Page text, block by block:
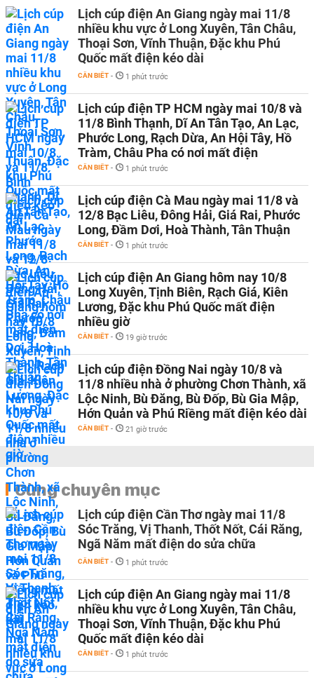
Lịch cúp điện An Giang ngày mai 11/8
nhiều khu vực ở Long Xuyên, Tân Châu,
Thoại Sơn, Vĩnh Thuận, Đặc khu Phú
Quốc mất điện kéo dài
CẦN BIẾT - 1 phút trước
Lịch cúp điện TP HCM ngày mai 10/8 và
11/8 Bình Thạnh, Dĩ An Tân Tạo, An Lạc,
Phước Long, Rạch Dừa, An Hội Tây, Hồ
Tràm, Châu Pha có nơi mất điện
CẦN BIẾT - 1 phút trước
Lịch cúp điện Cà Mau ngày mai 11/8 và
12/8 Bạc Liêu, Đông Hải, Giá Rai, Phước
Long, Đầm Dơi, Hoà Thành, Tân Thuận
CẦN BIẾT - 1 phút trước
Lịch cúp điện An Giang hôm nay 10/8
Long Xuyên, Tịnh Biên, Rạch Giá, Kiên
Lương, Đặc khu Phú Quốc mất điện
nhiều giờ
CẦN BIẾT - 19 giờ trước
Lịch cúp điện Đồng Nai ngày 10/8 và
11/8 nhiều nhà ở phường Chơn Thành, xã
Lộc Ninh, Bù Đăng, Bù Đốp, Bù Gia Mập,
Hớn Quản và Phú Riềng mất điện kéo dài
CẦN BIẾT - 21 giờ trước
Cùng chuyên mục
Lịch cúp điện Cần Thơ ngày mai 11/8
Sóc Trăng, Vị Thanh, Thốt Nốt, Cái Răng,
Ngã Năm mất điện do sửa chữa
CẦN BIẾT - 1 phút trước
Lịch cúp điện An Giang ngày mai 11/8
nhiều khu vực ở Long Xuyên, Tân Châu,
Thoại Sơn, Vĩnh Thuận, Đặc khu Phú
Quốc mất điện kéo dài
CẦN BIẾT - 1 phút trước